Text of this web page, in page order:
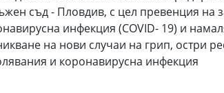
съд - Пловдив, с цел превенция на
инфекция (COVID- 19) и
на нови случаи на грип, остри
и коронавирусна инфекция